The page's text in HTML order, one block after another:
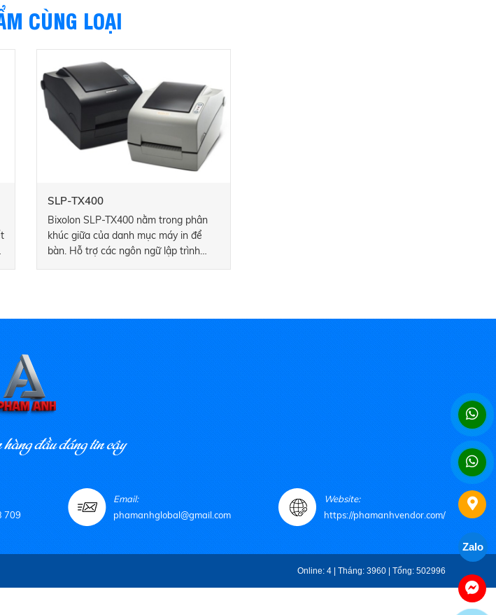
CÙNG LOẠI
SLP-TX400
Bixolon SLP-TX400 nằm trong phân
khúc giữa của danh mục máy in để
bàn. Hỗ trợ các ngôn ngữ lập trình
đầu đáng tin cậy
709
Email:
phamanhglobal@gmail.com
Website:
https://phamanhvendor.com/
Online: 4 | Tháng: 3960 | Tổng: 502996
Zalo